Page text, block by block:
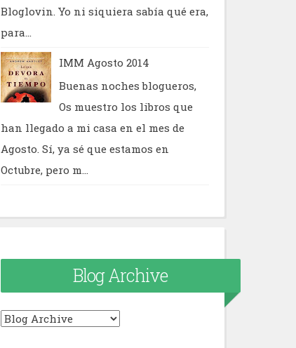
Bloglovin. Yo ni siquiera sabía qué era,
para...
IMM Agosto 2014
Buenas noches blogueros,
Os muestro los libros que
han llegado a mi casa en el mes de
Agosto. Sí, ya sé que estamos en
Octubre, pero m...
Blog Archive